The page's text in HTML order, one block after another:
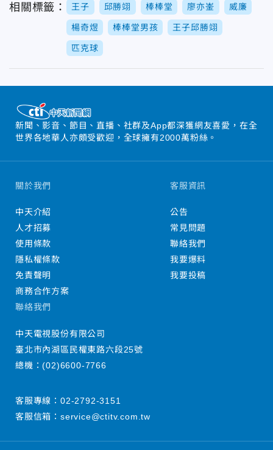
相關標籤： 王子 邱勝翊 棒棒堂 廖亦崟 威廉
楊奇煜 棒棒堂男孩 王子邱勝翊
匹克球
新聞、影音、節目、直播、社群及App都深獲網友喜愛，在全
世界各地華人亦頗受歡迎，全球擁有2000萬粉絲。
關於我們
中天介紹
人才招募
使用條款
隱私權條款
免責聲明
商務合作方案
客服資訊
公告
常見問題
聯絡我們
我要爆料
我要投稿
聯絡我們
中天電視股份有限公司
臺北市內湖區民權東路六段25號
總機：(02)6600-7766
客服專線： 02-2792-3151
客服信箱： service@ctitv.com.tw